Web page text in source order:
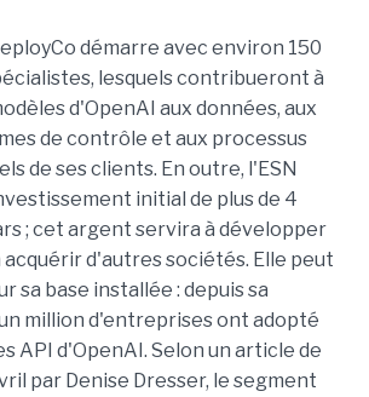
démarre avec environ 150
lesquels contribueront à
d'OpenAI aux données, aux
de contrôle et aux processus
de ses clients. En outre, l'ESN
initial de plus de 4
; cet argent servira à développer
d'autres sociétés. Elle peut
sa base installée : depuis sa
million d'entreprises ont adopté
API d'OpenAI. Selon un article de
par Denise Dresser, le segment